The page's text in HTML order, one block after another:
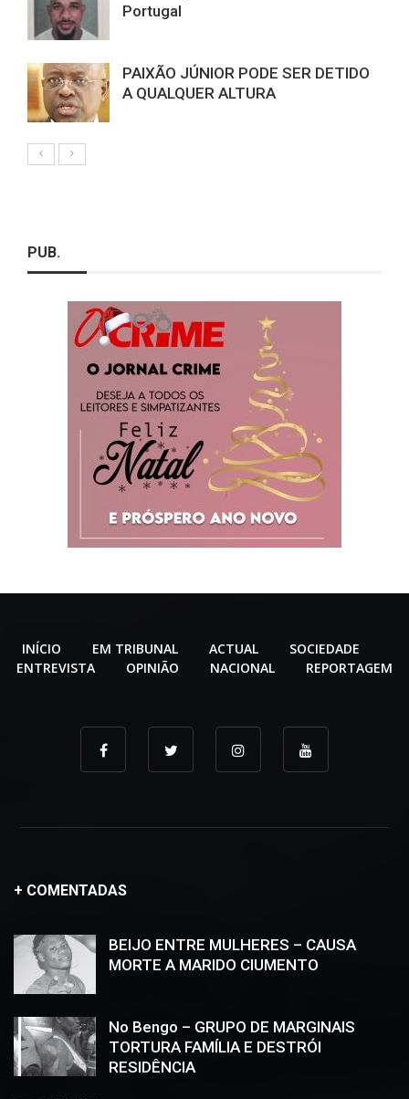
Portugal
PAIXÃO JÚNIOR PODE SER DETIDO
A QUALQUER ALTURA
PUB.
INÍCIO EM TRIBUNAL ACTUAL
SOCIEDADE
ENTREVISTA
OPINIÃO NACIONAL REPORTAGEM
+ COMENTADAS
BEIJO ENTRE MULHERES – CAUSA
MORTE A MARIDO CIUMENTO
No Bengo – GRUPO DE MARGINAIS
TORTURA FAMÍLIA E DESTRÓI
RESIDÊNCIA